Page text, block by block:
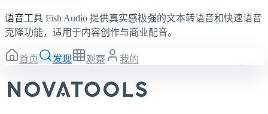
语音工具 Fish Audio 提供真实感极强的文本转语音和快速语音
克隆功能，适用于内容创作与商业配音。
首页 发现 观察 我的